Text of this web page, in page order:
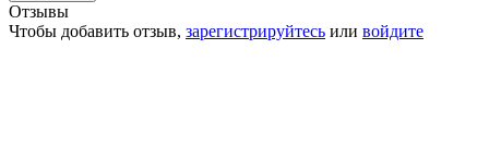
Отзывы
Чтобы добавить отзыв, зарегистрируйтесь или войдите